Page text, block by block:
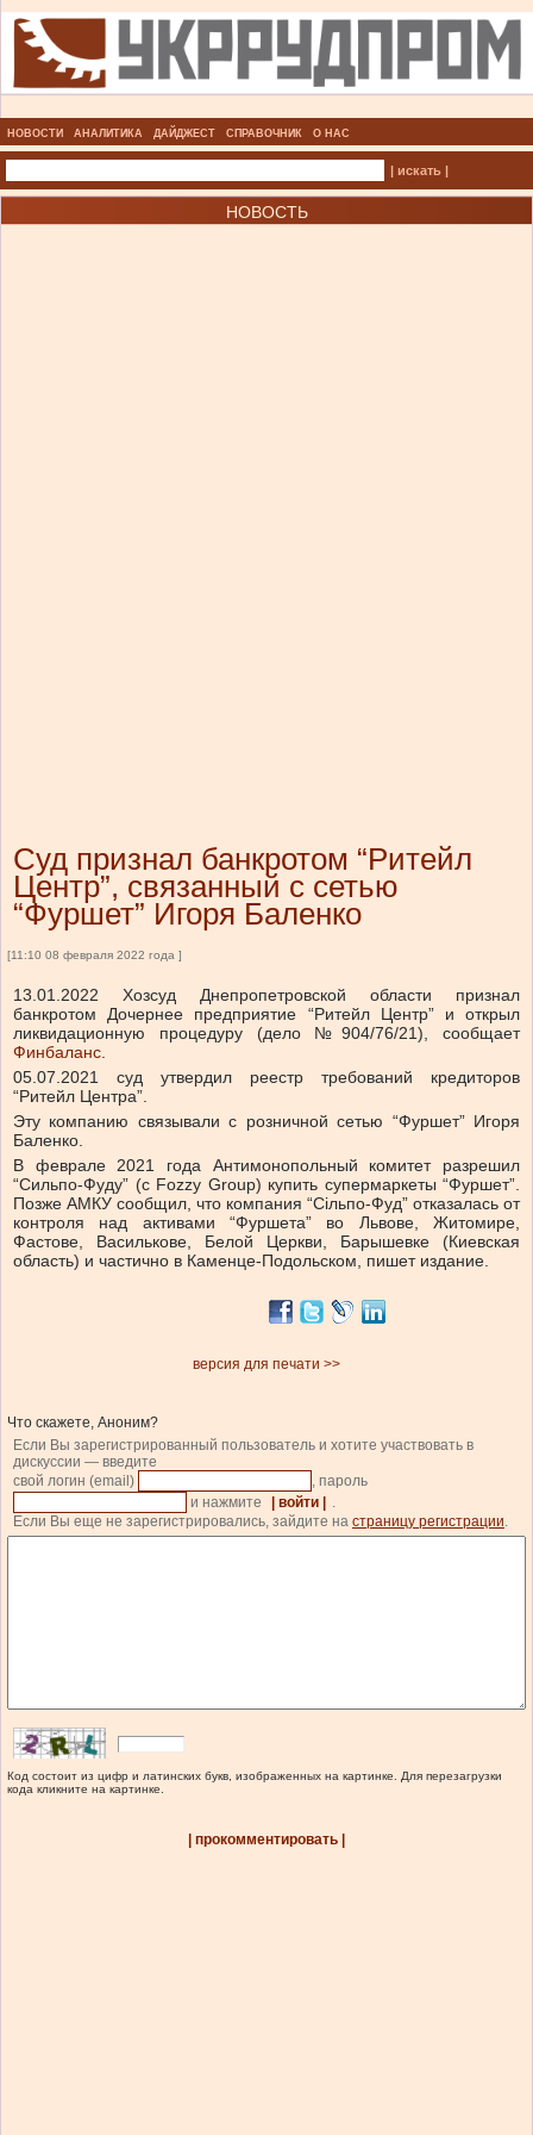
НОВОСТИ АНАЛИТИКА ДАЙДЖЕСТ СПРАВОЧНИК О НАС
| искать |
НОВОСТЬ
Суд признал банкротом “Ритейл
Центр”, связанный с сетью
“Фуршет” Игоря Баленко
[11:10 08 февраля 2022 года ]
13.01.2022 Хозсуд Днепропетровской области признал
банкротом Дочернее предприятие “Ритейл Центр” и открыл
ликвидационную процедуру (дело №904/76/21), сообщает
Финбаланс.
05.07.2021 суд утвердил реестр требований кредиторов
“Ритейл Центра”.
Эту компанию связывали с розничной сетью “Фуршет” Игоря
Баленко.
В феврале 2021 года Антимонопольный комитет разрешил
“Сильпо-Фуду” (с Fozzy Group) купить супермаркеты “Фуршет”.
Позже АМКУ сообщил, что компания “Сільпо-Фуд” отказалась от
контроля над активами “Фуршета” во Львове, Житомире,
Фастове, Василькове, Белой Церкви, Барышевке (Киевская
область) и частично в Каменце-Подольском, пишет издание.
версия для печати >>
Что скажете, Аноним?
Если Вы зарегистрированный пользователь и хотите участвовать в
дискуссии — введите
свой логин (email)
, пароль
и нажмите
| войти |
.
Если Вы еще не зарегистрировались, зайдите на страницу регистрации.
Код состоит из цифр и латинских букв, изображенных на картинке. Для перезагрузки
кода кликните на картинке.
| прокомментировать |